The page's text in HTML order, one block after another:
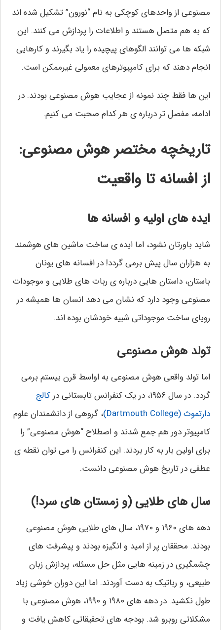
مصنوعی از واحدهای کوچکی به نام “نورون” تشکیل شده اند
که به هم متصل هستند و اطلاعات را پردازش می کنند. این
شبکه ها می توانند الگوهای پیچیده را یاد بگیرند و کارهایی
انجام دهند که برای کامپیوترهای معمولی غیرممکن است.
این ها فقط چند نمونه از عجایب هوش مصنوعی بودند. در
ادامه، مفصل تر درباره ی هر کدام صحبت می کنیم.
تاریخچه مختصر هوش مصنوعی:
از افسانه تا واقعیت
ایده های اولیه و افسانه ها
شاید باورتان نشود، اما ایده ی ساخت ماشین های هوشمند
به هزاران سال پیش برمی گردد! در افسانه های یونان
باستان، داستان هایی درباره ی ربات های طلایی و موجودات
مصنوعی وجود دارد که نشان می دهد انسان ها همیشه در
رویای ساخت موجوداتی شبیه خودشان بوده اند.
تولد هوش مصنوعی
اما تولد واقعی هوش مصنوعی به اواسط قرن بیستم برمی
گردد. در سال ۱۹۵۶، در یک کنفرانس تابستانی در
کالج
دارتموث (Dartmouth College)
، گروهی از دانشمندان علوم
کامپیوتر دور هم جمع شدند و اصطلاح “هوش مصنوعی” را
برای اولین بار به کار بردند. این کنفرانس را می توان نقطه ی
عطفی در تاریخ هوش مصنوعی دانست.
سال های طلایی (و زمستان های سرد!)
دهه های ۱۹۶۰ و ۱۹۷۰، سال های طلایی هوش مصنوعی
بودند. محققان پر از امید و انگیزه بودند و پیشرفت های
چشمگیری در زمینه هایی مثل حل مسئله، پردازش زبان
طبیعی، و رباتیک به دست آوردند. اما این دوران خوشی زیاد
طول نکشید. در دهه های ۱۹۸۰ و ۱۹۹۰، هوش مصنوعی با
مشکلاتی روبرو شد. بودجه های تحقیقاتی کاهش یافت و